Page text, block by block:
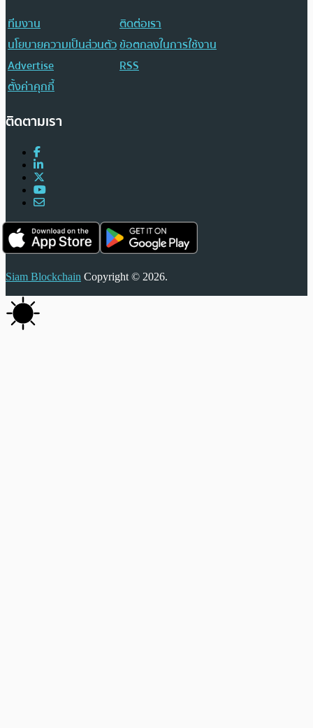
ทีมงาน
ติดต่อเรา
นโยบายความเป็นส่วนตัวข้อตกลงในการใช้งาน
Advertise
RSS
ตั้งค่าคุกกี้
ติดตามเรา
Siam Blockchain Copyright © 2026.